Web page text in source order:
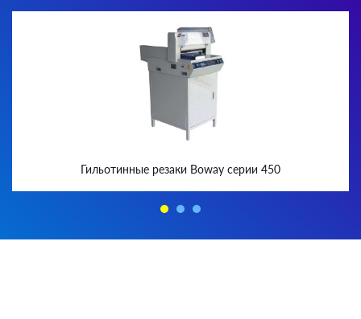
Гильотинные резаки Boway серии 450